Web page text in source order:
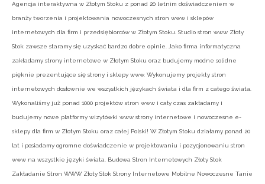
Agencja interaktywna w Złotym Stoku z ponad 20 letnim doświadczeniem w
branży tworzenia i projektowania nowoczesnych stron www i sklepów
internetowych dla firm i przedsiębiorców w Złotym Stoku. Studio stron www Złoty
Stok zawsze staramy się uzyskać bardzo dobre opinie. Jako firma informatyczna
zakładamy strony internetowe w Złotym Stoku oraz budujemy modne solidne
pięknie prezentujące się strony i sklepy www. Wykonujemy projekty stron
internetowych dosłownie we wszystkich językach świata i dla firm z całego świata.
Wykonaliśmy już ponad 1000 projektów stron www i cały czas zakładamy i
budujemy nowe platformy wizytówki www strony internetowe i nowoczesne e-
sklepy dla firm w Złotym Stoku oraz całej Polski! W Złotym Stoku działamy ponad 20
lat i posiadamy ogromne doświadczenie w projektowaniu i pozycjonowaniu stron
www na wszystkie języki świata. Budowa Stron Internetowych Złoty Stok
Zakładanie Stron WWW Złoty Stok Strony Internetowe Mobilne Nowoczesne Tanie